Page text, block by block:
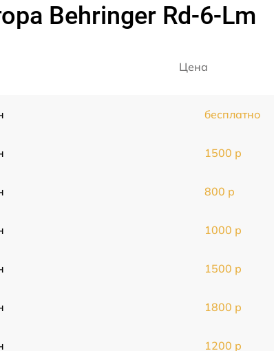
Behringer Rd-6-Lm
Цена
бесплатно
1500 р
800 р
1000 р
1500 р
1800 р
1200 р